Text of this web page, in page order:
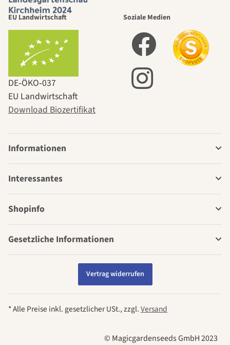
EU Landwirtschaft
DE‑ÖKO‑037
EU Landwirtschaft
Download Biozertifikat
Soziale Medien
Informationen
Interessantes
Shopinfo
Gesetzliche Informationen
Vertrag widerrufen
* Alle Preise inkl. gesetzlicher USt., zzgl.Versand
© Magicgardenseeds GmbH 2023